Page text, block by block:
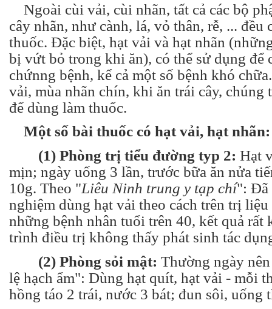
Ngoài cùi vải, cùi nhãn, tất cả các bộ
cây nhãn, như cành, lá, vỏ thân, rễ, ... đều
thuốc. Đặc biệt, hạt vải và hạt nhãn
bị vứt bỏ trong khi ăn), có thể sử dụng để
chứnng bệnh, kể cả một số bệnh khó
vải, mùa nhãn chín, khi ăn trái cây, chúng
để dùng làm thuốc.
Một số bài thuốc có hạt vải, hạt nhãn:
(1) Phòng trị tiểu đường typ 2: Hạt
mịn; ngày uống 3 lần, trước bữa ăn nửa
10g. Theo "Liêu Ninh trung y tạp chí": Đã
nghiệm dùng hạt vải theo cách trên trị
những bệnh nhân tuổi trên 40, kết quả rất
trình điều trị không thấy phát sinh tác
(2) Phòng sỏi mật: Thường ngày
lệ hạch ẩm": Dùng hạt quít, hạt vải - mỗi
hồng táo 2 trái, nước 3 bát; đun sôi, uống